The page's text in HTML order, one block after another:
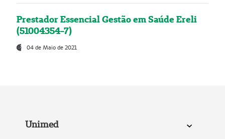
Prestador Essencial Gestão em Saúde Ereli
(51004354-7)
04 de Maio de 2021
Unimed